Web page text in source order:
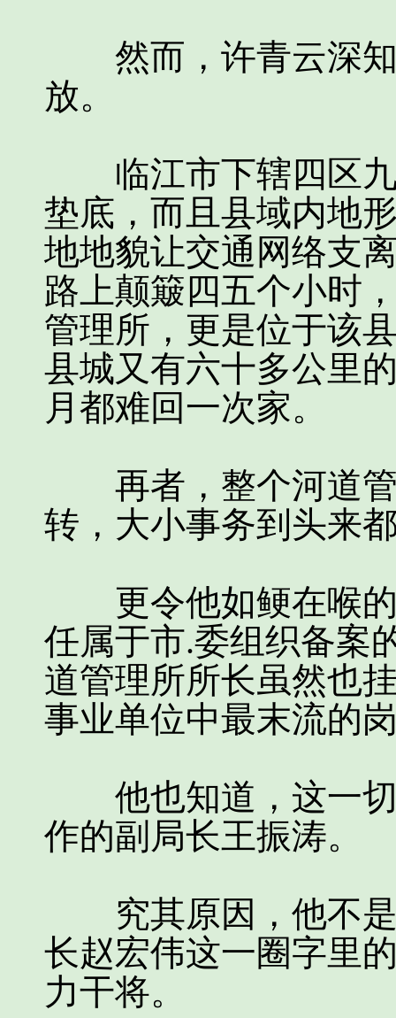
然而，许青云深知
放。
临江市下辖四区九
垫底，而且县域内地
地地貌让交通网络支
路上颠簸四五个小时
管理所，更是位于该
县城又有六十多公里
月都难回一次家。
再者，整个河道管
转，大小事务到头来
更令他如鲠在喉的
任属于市.委组织备案
道管理所所长虽然也
事业单位中最末流的
他也知道，这一切
作的副局长王振涛。
究其原因，他不是
长赵宏伟这一圈字里
力干将。